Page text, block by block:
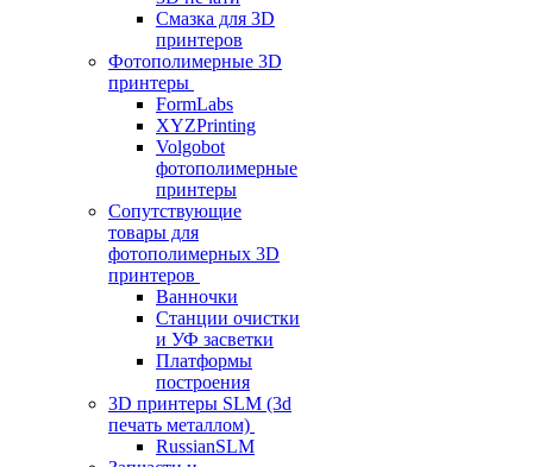
Смазка для 3D
принтеров
Фотополимерные 3D
принтеры
FormLabs
XYZPrinting
Volgobot
фотополимерные
принтеры
Сопутствующие
товары для
фотополимерных 3D
принтеров
Ванночки
Станции очистки
и УФ засветки
Платформы
построения
3D принтеры SLM (3d
печать металлом)
RussianSLM